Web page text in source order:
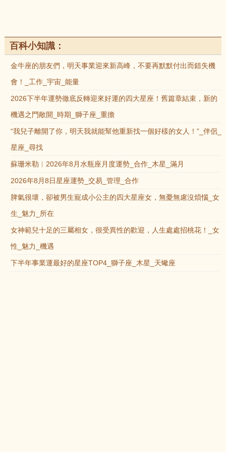
百科小知識：
金牛座的朋友們，明天事業迎來新高峰，不要再默默付出而錯失機
會！_工作_宇宙_能量
2026下半年運勢徹底反轉迎來好運的四大星座！舊篇章結束，新的
機遇之門敞開_時期_獅子座_重擔
“我兒子離開了你，明天我就能幫他重新找一個好樣的女人！”_伴侶_
星座_尋找
蘇珊米勒︱2026年8月水瓶座月度運勢_合作_木星_滿月
2026年8月8日星座運勢_交易_管理_合作
脾氣很壞，卻被男生寵成小公主的四大星座女，無憂無慮沒煩惱_女
生_魅力_所在
女神範兒十足的三屬相女，很受異性的歡迎，人生處處招桃花！_女
性_魅力_機遇
下半年事業運最好的星座TOP4_獅子座_木星_天蠍座